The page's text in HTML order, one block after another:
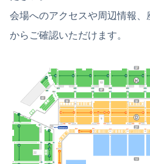
会場へのアクセスや周辺情報、
からご確認いただけます。